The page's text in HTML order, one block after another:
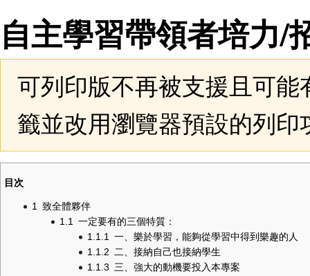
自主學習帶領者培力/
可列印版不再被支援且可
籤並改用瀏覽器預設的列印
目次
1 致全體夥伴
1.1 一定要有的三個特質：
1.1.1 一、樂於學習，能夠從學習中得到樂趣的人
1.1.2 二、接納自己也接納學生
1.1.3 三、強大的動機要投入本專案